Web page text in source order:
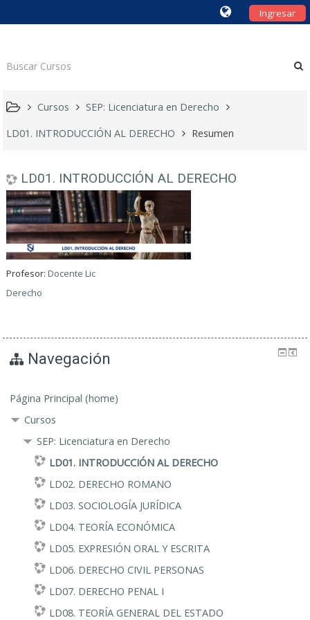
Ingresar
Cursos
SEP: Licenciatura en Derecho
LD01. INTRODUCCIÓN AL DERECHO
Resumen
LD01. INTRODUCCIÓN AL DERECHO
Profesor:Docente Lic
Derecho
Navegación
Página Principal (home)
Cursos
SEP: Licenciatura en Derecho
LD01. INTRODUCCIÓN AL DERECHO
LD02. DERECHO ROMANO
LD03. SOCIOLOGÍA JURÍDICA
LD04. TEORÍA ECONÓMICA
LD05. EXPRESIÓN ORAL Y ESCRITA
LD06. DERECHO CIVIL PERSONAS
LD07. DERECHO PENAL I
LD08. TEORÍA GENERAL DEL ESTADO